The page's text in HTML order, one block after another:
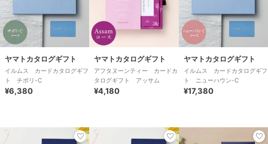
ヤマトカタログギフト
イルムス カードカタログギフ
ト チボリ-C
¥6,380
ヤマトカタログギフト
アフタヌーンティー カードカ
タログギフト アッサム
¥4,180
ヤマトカタログギフト
イルムス カードカタログギフ
ト ニューハウン-C
¥17,380